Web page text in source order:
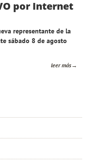
por Internet
representante de la
sábado 8 de agosto
leer más